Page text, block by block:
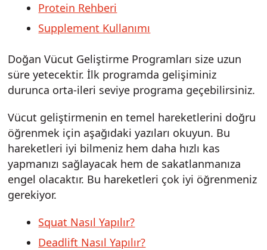
Protein Rehberi
Supplement Kullanımı
Doğan Vücut Geliştirme Programları size uzun
süre yetecektir. İlk programda gelişiminiz
durunca orta-ileri seviye programa geçebilirsiniz.
Vücut geliştirmenin en temel hareketlerini doğru
öğrenmek için aşağıdaki yazıları okuyun. Bu
hareketleri iyi bilmeniz hem daha hızlı kas
yapmanızı sağlayacak hem de sakatlanmanıza
engel olacaktır. Bu hareketleri çok iyi öğrenmeniz
gerekiyor.
Squat Nasıl Yapılır?
Deadlift Nasıl Yapılır?